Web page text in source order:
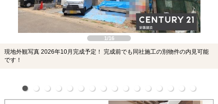
1/16
現地外観写真 2026年10月完成予定！ 完成前でも同社施工の別物件の内見可能
です！